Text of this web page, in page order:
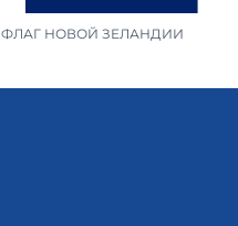
ФЛАГ НОВОЙ ЗЕЛАНДИИ